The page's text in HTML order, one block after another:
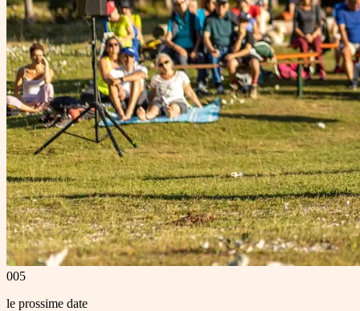
005
le prossime date